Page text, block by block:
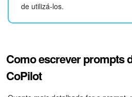
Grupos de trabalho
Tarefas e Projetos
de utilizá-los.
Como escrever prompts
CoPilot